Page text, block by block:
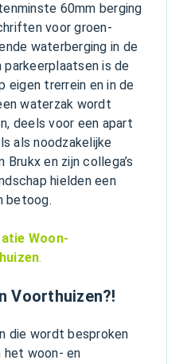
60mm berging
voor groen-
waterberging in de
parkeerplaatsen is de
eigen trerrein en in de
waterzak wordt
deels voor een apart
als noodzakelijke
Brukx en zijn collega’s
hielden een
betoog.
Woon-
.
Voorthuizen?!
die wordt besproken
het woon- en